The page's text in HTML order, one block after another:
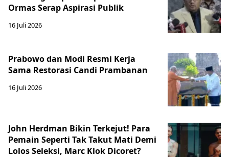
Ormas Serap Aspirasi Publik
16 Juli 2026
Prabowo dan Modi Resmi Kerja
Sama Restorasi Candi Prambanan
16 Juli 2026
John Herdman Bikin Terkejut! Para
Pemain Seperti Tak Takut Mati Demi
Lolos Seleksi, Marc Klok Dicoret?